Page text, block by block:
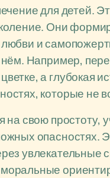
для детей.
Они
и
Например,
а глубокая
которые не
на свою
опасностях.